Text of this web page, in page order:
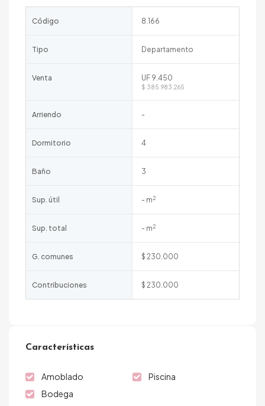
Código 8.166
Tipo Departamento
Venta UF 9.450
$ 385.983.265
Arriendo -
Dormitorio 4
Baño 3
Sup. útil - m2
Sup. total - m2
G. comunes $ 230.000
Contribuciones $ 230.000
Características
Amoblado
Piscina
Bodega